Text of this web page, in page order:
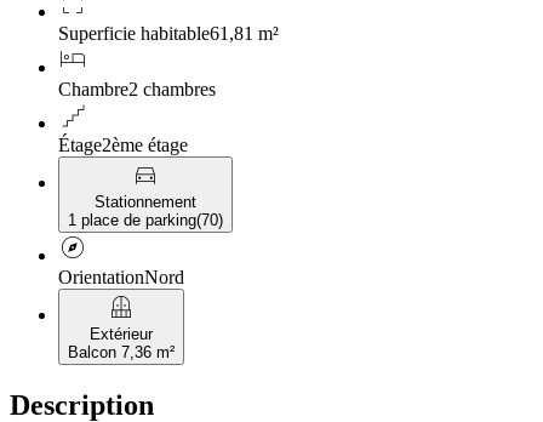
Superficie habitable61,81 m²
hotel
Chambre2 chambres
floor
Étage2ème étage
directions_car
Stationnement
1 place de parking(70)
explore
OrientationNord
balcony
Extérieur
Balcon 7,36 m²
Description